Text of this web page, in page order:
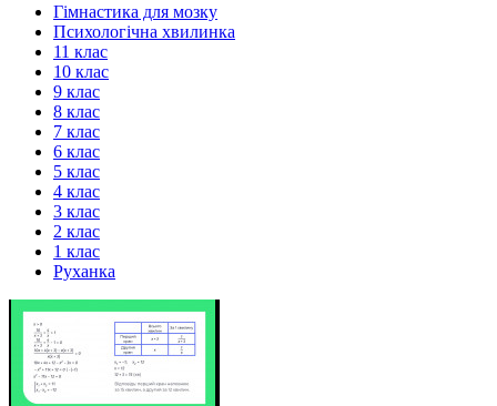
Гімнастика для мозку
Психологічна хвилинка
11 клас
10 клас
9 клас
8 клас
7 клас
6 клас
5 клас
4 клас
3 клас
2 клас
1 клас
Руханка